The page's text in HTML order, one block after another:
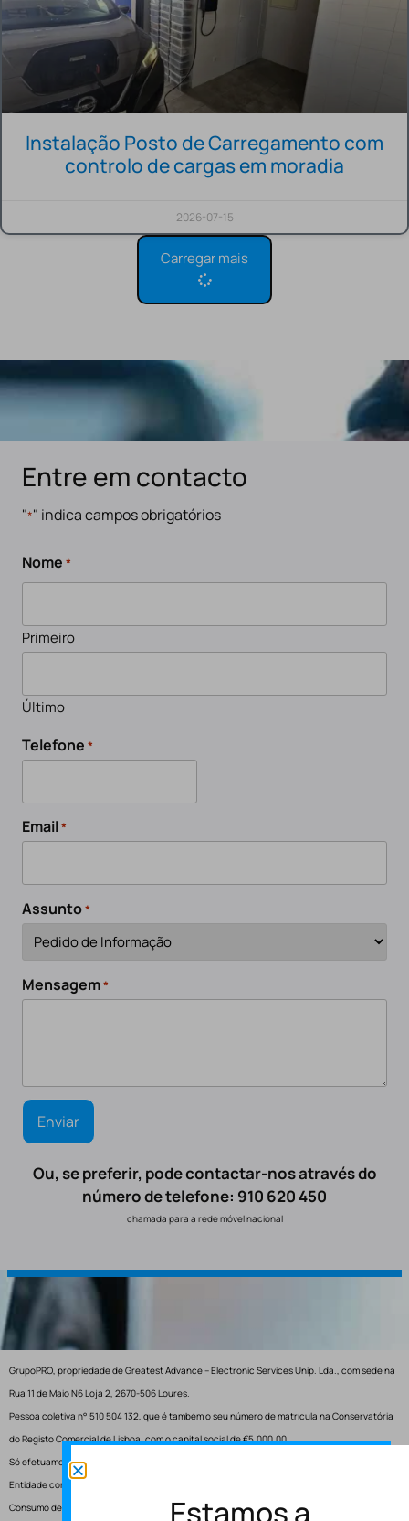
Instalação Posto de Carregamento com
controlo de cargas em moradia
2026-07-15
Carregar mais
Entre em contacto
"*" indica campos obrigatórios
Nome *
Primeiro
Último
Telefone *
Email*
Assunto*
Mensagem*
Ou, se preferir, pode contactar-nos através do
número de telefone: 910 620 450
chamada para a rede móvel nacional
GrupoPRO, propriedade de Greatest Advance – Electronic Services Unip. Lda., com sede na
Rua 11 de Maio N6 Loja 2, 2670-506 Loures.
Pessoa coletiva n° 510 504 132, que é também o seu número de matrícula na Conservatória
do Registo Comercial de Lisboa, com o capital social de €5.000,00.
Só efetuamos entregas em Portugal.
Entidade competente para resolução de conflitos – Centro de Arbitragem de Conflitos de
Consumo de Lisboa.
Estamos a